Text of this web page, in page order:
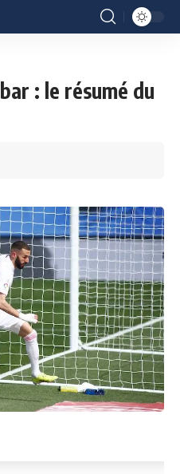
: le résumé du